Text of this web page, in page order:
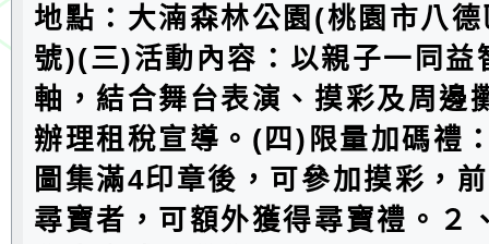
地點：大湳森林公園(桃園市八
號)(三)活動內容：以親子一同益
軸，結合舞台表演、摸彩及周邊
辦理租稅宣導。(四)限量加碼禮
圖集滿4印章後，可參加摸彩，
尋寶者，可額外獲得尋寶禮。２